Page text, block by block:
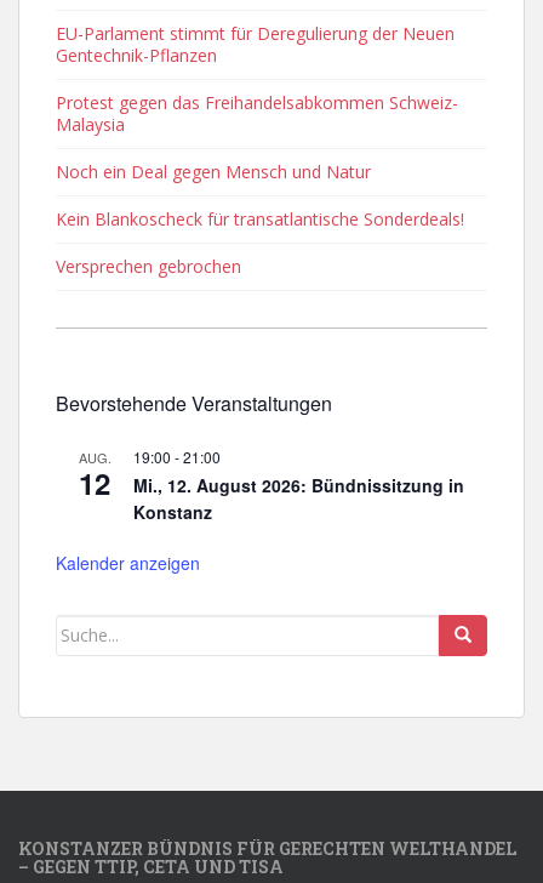
EU-Parlament stimmt für Deregulierung der Neuen
Gentechnik-Pflanzen
Protest gegen das Freihandelsabkommen Schweiz-
Malaysia
Noch ein Deal gegen Mensch und Natur
Kein Blankoscheck für transatlantische Sonderdeals!
Versprechen gebrochen
Bevorstehende Veranstaltungen
AUG.
12
19:00 -21:00
Mi., 12. August 2026: Bündnissitzung in
Konstanz
Kalender anzeigen
KONSTANZER BÜNDNIS FÜR GERECHTEN WELTHANDEL
– GEGEN TTIP, CETA UND TISA